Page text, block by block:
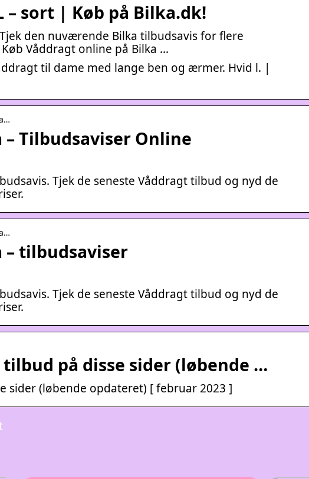
– sort | Køb på Bilka.dk!
den nuværende Bilka tilbudsavis for flere
Våddragt online på Bilka …
til dame med lange ben og ærmer. Hvid l. |
Tilbudsaviser Online
Tjek de seneste Våddragt tilbud og nyd de
tilbudsaviser
Tjek de seneste Våddragt tilbud og nyd de
på disse sider (løbende …
sider (løbende opdateret) [ februar 2023 ]